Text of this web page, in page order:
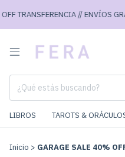
// ENVÍOS
LIBROS TAROTS &
Inicio > GARAGE SALE 40%